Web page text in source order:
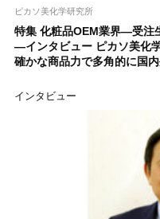
ピカソ美化学研究所
特集 化粧品OEM業界―受注
―インタビュー ピカソ美化
確かな商品力で多角的に国
インタビュー